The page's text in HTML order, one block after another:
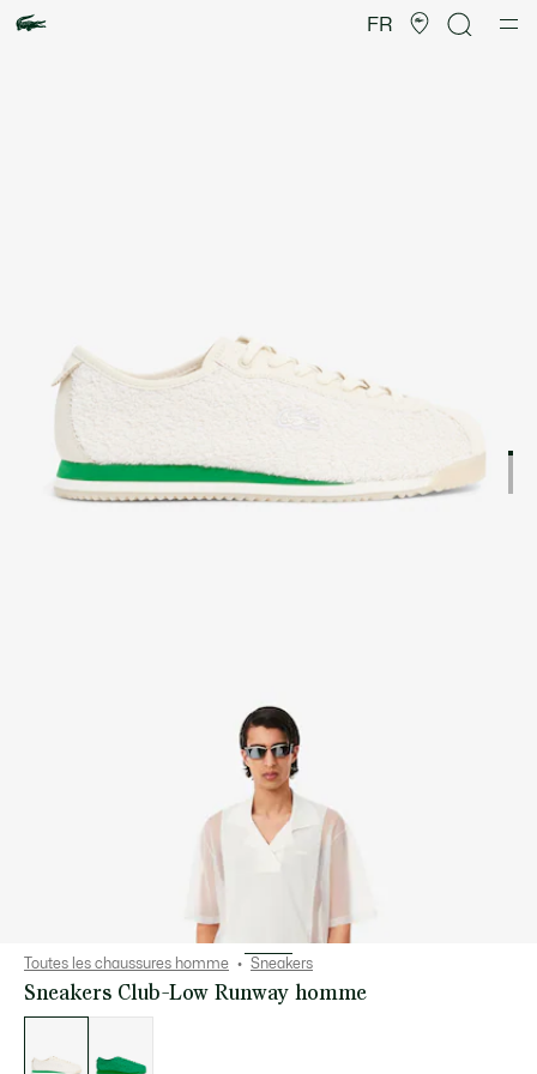
FR
d’images
produit
Toutes les chaussures homme Sneakers
Sneakers Club-Low Runway homme